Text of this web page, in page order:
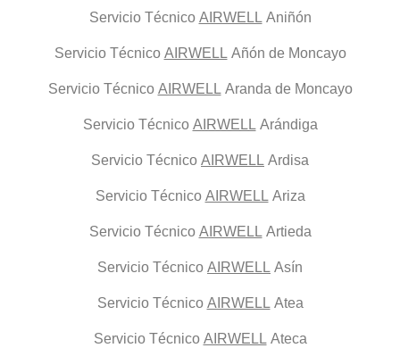
Servicio Técnico AIRWELLAniñón
Servicio Técnico AIRWELLAñón de Moncayo
Servicio Técnico AIRWELLAranda de Moncayo
Servicio Técnico AIRWELLArándiga
Servicio Técnico AIRWELL Ardisa
Servicio Técnico AIRWELLAriza
Servicio Técnico AIRWELLArtieda
Servicio Técnico AIRWELL Asín
Servicio Técnico AIRWELLAtea
Servicio Técnico AIRWELLAteca